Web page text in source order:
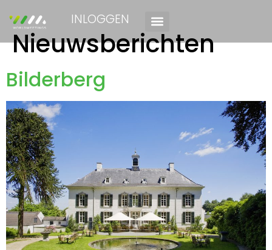
INLOGGEN
Nieuwsberichten
Bilderberg